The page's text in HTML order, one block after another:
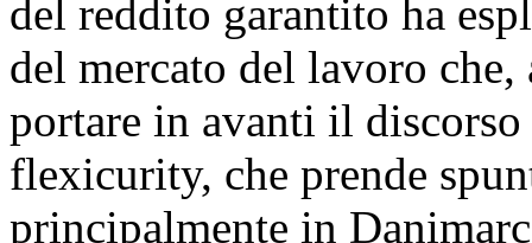
del reddito garantito ha
del mercato del lavoro
portare in avanti il
flexicurity, che prende
principalmente in